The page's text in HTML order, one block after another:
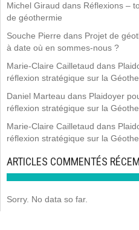
Michel Giraud dans Réflexions –
de géothermie
Souche Pierre dans Projet de
à date où en sommes-nous ?
Marie-Claire Cailletaud dans
réflexion stratégique sur la
Daniel Marteau dans Plaidoyer
réflexion stratégique sur la
Marie-Claire Cailletaud dans
réflexion stratégique sur la
ARTICLES COMMENTÉS
Sorry. No data so far.